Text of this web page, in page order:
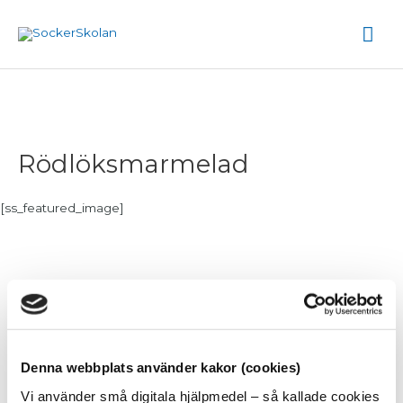
Denna webbplats använder kakor (cookies)
Vi använder små digitala hjälpmedel – så kallade cookies
Rödlöksmarmelad
[ss_featured_image]
½ apelsin, saft och zest
1 msk äppelcidervinäger